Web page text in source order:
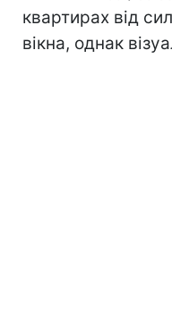
квартирах від
вікна, однак